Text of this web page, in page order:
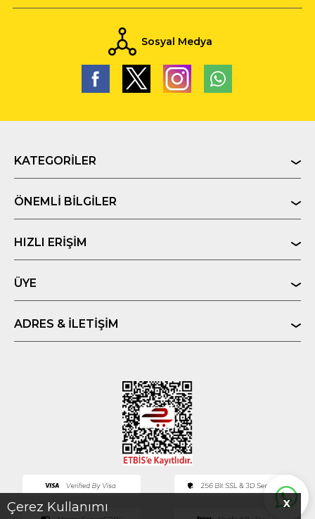
X
Çerez Kullanımı
Sosyal Medya
KATEGORILER
ÖNEMLI BILGILER
HIZLI ERIŞIM
ÜYE
ADRES & İLETIŞIM